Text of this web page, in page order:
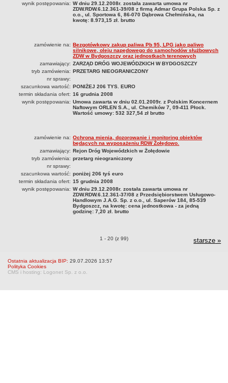
wynik postępowania: W dniu 29.12.2008r. została zawarta umowa nr
ZDW.RDW.6.12.361-39/08 z firmą Admar Grupa Polska Sp. z
o.o., ul. Sportowa 6, 86-070 Dąbrowa Chełmińska, na
kwotę: 8.973,15 zł. brutto
zamówienie na: Bezgotówkowy zakup paliwa Pb 95, LPG jako paliwo
silnikowe, oleju napędowego do samochodów służbowych
ZDW w Bydgoszczy oraz jednostkach terenowych
zamawiający: ZARZĄD DRÓG WOJEWÓDZKICH W BYDGOSZCZY
tryb zamówienia: PRZETARG NIEOGRANICZONY
nr sprawy:
szacunkowa wartość: PONIŻEJ 206 TYS. EURO
termin składania ofert: 16 grudnia 2008
wynik postępowania: Umowa zawarta w dniu 02.01.2009r. z Polskim Koncernem
Naftowym ORLEN S.A., ul. Chemików 7, 09-411 Płock.
Wartość umowy: 532 327,54 zł brutto
zamówienie na: Ochrona mienia, dozorowanie i monitoring obiektów
będących na wyposażeniu RDW Żołędowo.
zamawiający: Rejon Dróg Wojewódzkich w Żołędowie
tryb zamówienia: przetarg nieograniczony
nr sprawy:
szacunkowa wartość: poniżej 206 tyś euro
termin składania ofert: 15 grudnia 2008
wynik postępowania: W dniu 29.12.2008r. została zawarta umowa nr
ZDW.RDW.6.12.361-37/08 z Przedsiębiorstwem Usługowo-
Handlowym J.A.G. Sp. z o.o., ul. Saperów 184, 85-539
Bydgoszcz, na kwotę: cena jednostkowa - za jedną
godzinę: 7,20 zł. brutto
Zamówienia publiczne o pozycjach
1 - 20 (z 99) starsze »
Ostatnia aktualizacja BIP: 29.07.2026 13:57
Polityka Cookies
CMS i hosting: Logonet Sp. z o.o.